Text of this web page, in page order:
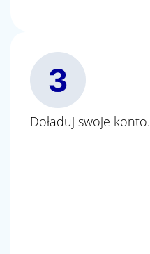
Doładuj swoje konto.